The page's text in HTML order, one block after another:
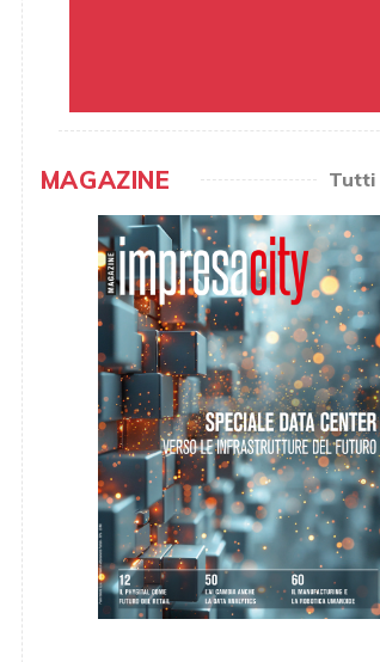
MAGAZINE Tutti